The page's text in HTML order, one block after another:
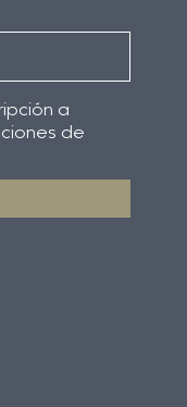
a
de